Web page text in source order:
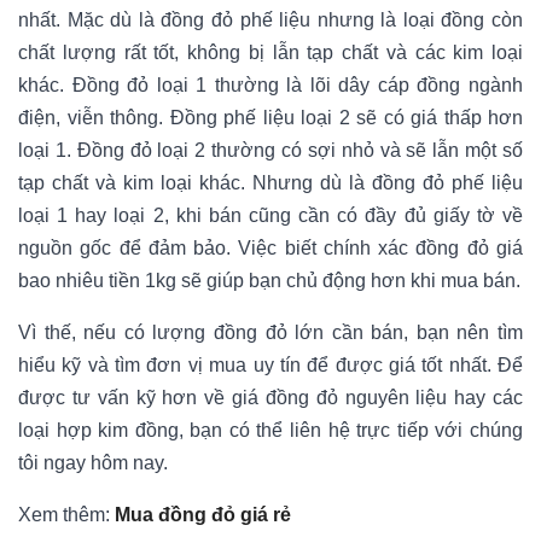
nhất. Mặc dù là đồng đỏ phế liệu nhưng là loại đồng còn
chất lượng rất tốt, không bị lẫn tạp chất và các kim loại
khác. Đồng đỏ loại 1 thường là lõi dây cáp đồng ngành
điện, viễn thông. Đồng phế liệu loại 2 sẽ có giá thấp hơn
loại 1. Đồng đỏ loại 2 thường có sợi nhỏ và sẽ lẫn một số
tạp chất và kim loại khác. Nhưng dù là đồng đỏ phế liệu
loại 1 hay loại 2, khi bán cũng cần có đầy đủ giấy tờ về
nguồn gốc để đảm bảo. Việc biết chính xác đồng đỏ giá
bao nhiêu tiền 1kg sẽ giúp bạn chủ động hơn khi mua bán.
Vì thế, nếu có lượng đồng đỏ lớn cần bán, bạn nên tìm
hiểu kỹ và tìm đơn vị mua uy tín để được giá tốt nhất. Để
được tư vấn kỹ hơn về giá đồng đỏ nguyên liệu hay các
loại hợp kim đồng, bạn có thể liên hệ trực tiếp với chúng
tôi ngay hôm nay.
Xem thêm: Mua đồng đỏ giá rẻ